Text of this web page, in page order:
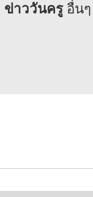
ข่าววันครูอื่นๆ